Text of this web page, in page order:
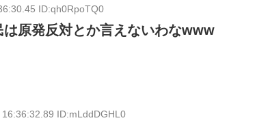
ID:qh0RpoTQ0
原発反対とか言えないわなwww
ID:mLddDGHL0